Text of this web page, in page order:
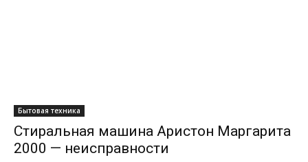
Бытовая техника
Стиральная машина Аристон Маргарита
2000 — неисправности